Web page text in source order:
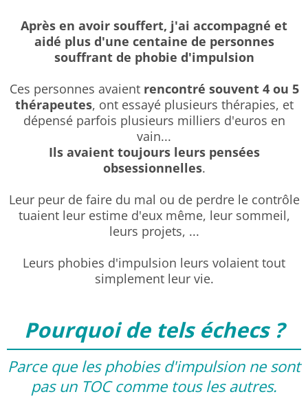
Après en avoir souffert, j'ai accompagné et
aidé plus d'une centaine de personnes
souffrant de phobie d'impulsion
Ces personnes avaient rencontré souvent 4 ou 5
thérapeutes, ont essayé plusieurs thérapies, et
dépensé parfois plusieurs milliers d'euros en
vain...
Ils avaient toujours leurs pensées
obsessionnelles.
Leur peur de faire du mal ou de perdre le contrôle
tuaient leur estime d'eux même, leur sommeil,
leurs projets, ...
Leurs phobies d'impulsion leurs volaient tout
simplement leur vie.
Pourquoi de tels échecs ?
Parce que les phobies d'impulsion ne sont
pas un TOC comme tous les autres.